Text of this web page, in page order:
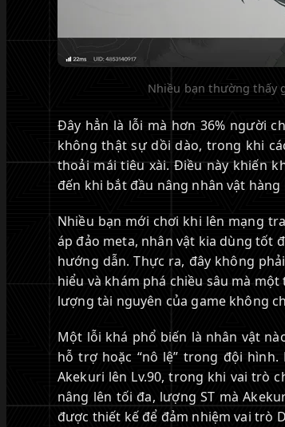
Nhiều bạn thường thấy
Đây hẳn là lỗi mà hơn 36% người
không thật sự dồi dào, trong khi
thoải mái tiêu xài. Điều này khiến
đến khi bắt đầu nâng nhân vật
Nhiều bạn mới chơi khi lên mạng
áp đảo meta, nhân vật kia dùng tốt
hướng dẫn. Thực ra, đây không
hiểu và khám phá chiều sâu mà
lượng tài nguyên của game không
Một lỗi khá phổ biến là nhân vật
hỗ trợ hoặc “nô lệ” trong đội hình.
Akekuri lên Lv.90, trong khi vai trò
nâng lên tối đa, lượng ST mà
được thiết kế để đảm nhiệm vai trò